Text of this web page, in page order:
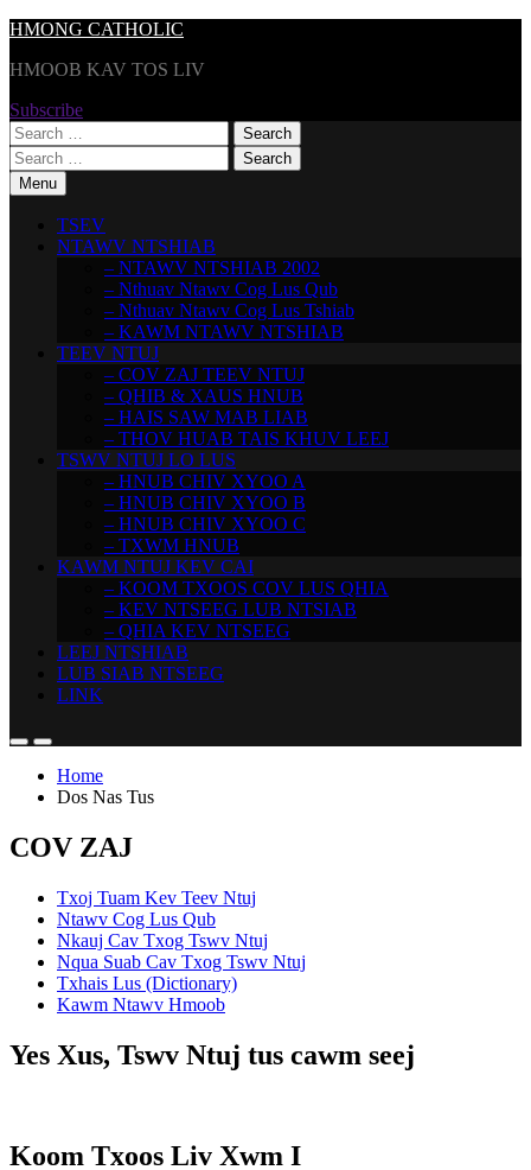
Skip
content
HMONG CATHOLIC
HMOOB KAV TOS LIV
Subscribe
Search
for:
Search
for:Menu
TSEV
NTAWV NTSHIAB
– NTAWV NTSHIAB 2002
– Nthuav Ntawv Cog Lus Qub
– Nthuav Ntawv Cog Lus Tshiab
– KAWM NTAWV NTSHIAB
TEEV NTUJ
– COV ZAJ TEEV NTUJ
– QHIB & XAUS HNUB
– HAIS SAW MAB LIAB
– THOV HUAB TAIS KHUV LEEJ
TSWV NTUJ LO LUS
– HNUB CHIV XYOO A
– HNUB CHIV XYOO B
– HNUB CHIV XYOO C
– TXWM HNUB
KAWM NTUJ KEV CAI
– KOOM TXOOS COV LUS QHIA
– KEV NTSEEG LUB NTSIAB
– QHIA KEV NTSEEG
LEEJ NTSHIAB
LUB SIAB NTSEEG
LINK
Home
Dos Nas Tus
COV ZAJ
Txoj Tuam Kev Teev Ntuj
Ntawv Cog Lus Qub
Nkauj Cav Txog Tswv Ntuj
Nqua Suab Cav Txog Tswv Ntuj
Txhais Lus (Dictionary)
Kawm Ntawv Hmoob
Yes Xus, Tswv Ntuj tus cawm seej
Koom Txoos Liv Xwm I